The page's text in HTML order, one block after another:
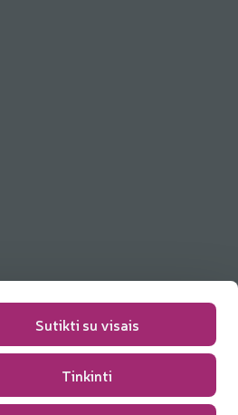
Sutikti su visais
Tinkinti
0,00 €